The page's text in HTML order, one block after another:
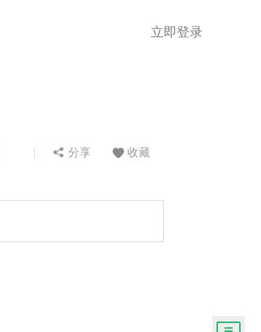
立即登录
分享 收藏